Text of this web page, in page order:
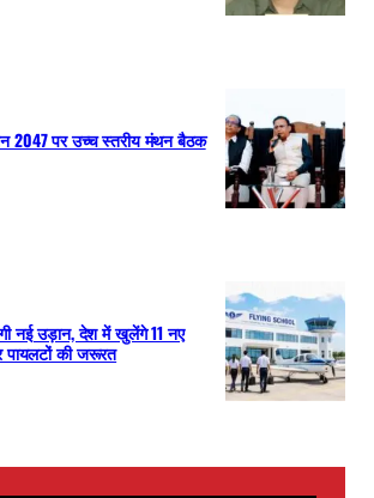
2047 पर उच्च स्तरीय मंथन बैठक
नई उड़ान, देश में खुलेंगे 11 नए
की जरूरत